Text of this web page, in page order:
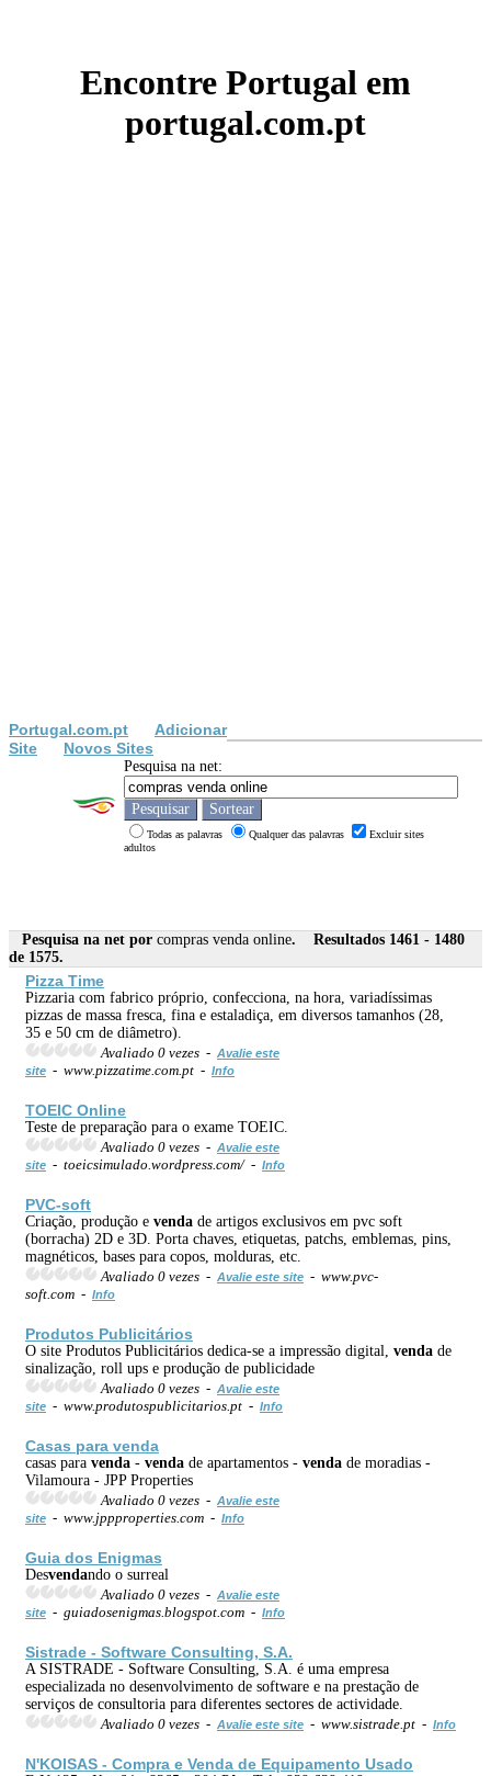
Encontre Portugal em
portugal.com.pt
Portugal.com.pt
Adicionar
Site
Novos Sites
Pesquisa na net:
Todas as palavras Qualquer das palavras
Excluir sites
adultos
Pesquisa na net por compras venda online. Resultados 1461 - 1480
de 1575.
Pizza Time
Pizzaria com fabrico próprio, confecciona, na hora, variadíssimas
pizzas de massa fresca, fina e estaladiça, em diversos tamanhos (28,
35 e 50 cm de diâmetro).
Avaliado 0 vezes - Avalie este
site - www.pizzatime.com.pt - Info
TOEIC Online
Teste de preparação para o exame TOEIC.
Avaliado 0 vezes - Avalie este
site - toeicsimulado.wordpress.com/ - Info
PVC-soft
Criação, produção e venda de artigos exclusivos em pvc soft
(borracha) 2D e 3D. Porta chaves, etiquetas, patchs, emblemas, pins,
magnéticos, bases para copos, molduras, etc.
Avaliado 0 vezes - Avalie este site - www.pvc-
soft.com - Info
Produtos Publicitários
O site Produtos Publicitários dedica-se a impressão digital, venda de
sinalização, roll ups e produção de publicidade
Avaliado 0 vezes - Avalie este
site - www.produtospublicitarios.pt - Info
Casas para venda
casas para venda - venda de apartamentos - venda de moradias -
Vilamoura - JPP Properties
Avaliado 0 vezes - Avalie este
site - www.jppproperties.com - Info
Guia dos Enigmas
Desvendando o surreal
Avaliado 0 vezes - Avalie este
site - guiadosenigmas.blogspot.com - Info
Sistrade - Software Consulting, S.A.
A SISTRADE - Software Consulting, S.A. é uma empresa
especializada no desenvolvimento de software e na prestação de
serviços de consultoria para diferentes sectores de actividade.
Avaliado 0 vezes - Avalie este site - www.sistrade.pt - Info
N'KOISAS - Compra e Venda de Equipamento Usado